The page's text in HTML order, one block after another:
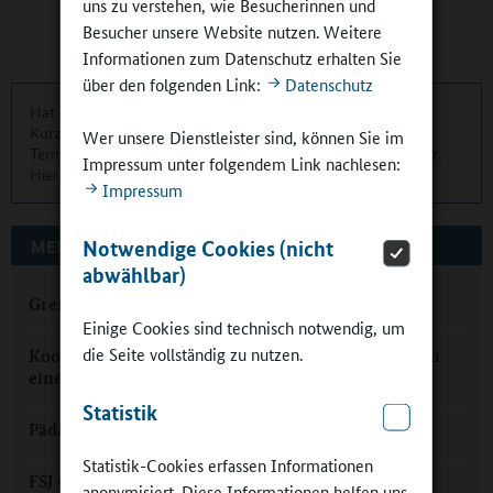
uns zu verstehen, wie Besucherinnen und
Besucher unsere Website nutzen. Weitere
Informationen zum Datenschutz erhalten Sie
über den folgenden Link:
Datenschutz
Wer unsere Dienstleister sind, können Sie im
Impressum unter folgendem Link nachlesen:
Impressum
Notwendige Cookies (nicht
abwählbar)
Einige Cookies sind technisch notwendig, um
die Seite vollständig zu nutzen.
Statistik
Statistik-Cookies erfassen Informationen
Kurzinformation über die aktuellen Artikel, Meldungen und
Termine finden Sie zweimal monatlich in unserem Newsletter.
Hier können Sie sich anmelden.
MEHR ZUM THEMA AUF GANZTAGSSCHULEN.ORG
Grenzenloser Ganztag
Kooperation in Brandenburg: "Wir holen Akteure an
einen Tisch"
Pädagogisch unterschätzt: Freiräume im Ganztag
FSJ Ganztagsschule: Einstieg in den pädagogischen